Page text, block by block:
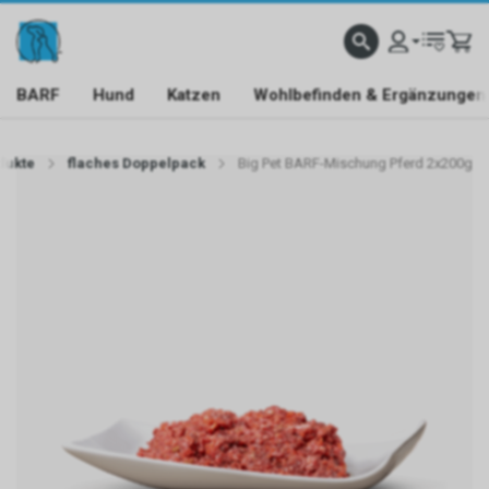
BARF Hund Katzen Wohlbefinden & Ergänzungen
flaches Doppelpack Big Pet BARF-Mischung Pferd 2x200g